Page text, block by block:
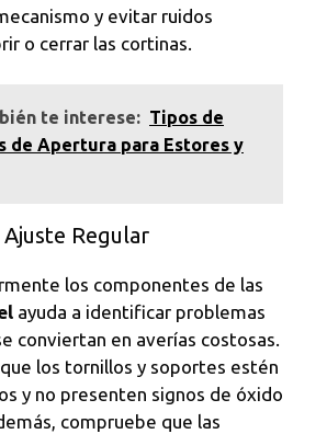
y evitar ruidos
o cerrar las cortinas.
te interese: Tipos de
de Apertura para Estores y
Ajuste Regular
los componentes de las
ayuda a identificar problemas
conviertan en averías costosas.
los tornillos y soportes estén
y no presenten signos de óxido
compruebe que las